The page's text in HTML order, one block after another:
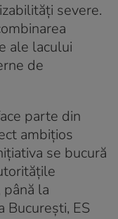
severe.
ale lacului
de
parte din
ambițios
se bucură
la
București, ES